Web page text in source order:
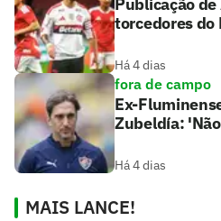
torcedores do
Há 4 dias
fora de campo
Ex-
Zubeldía:
Há 4 dias
MAIS LANCE!